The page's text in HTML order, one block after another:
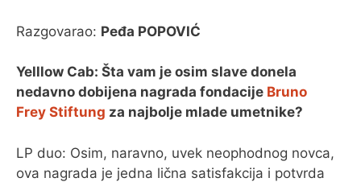
Razgovarao: Peđa POPOVIĆ
Yelllow Cab: Šta vam je osim slave donela
nedavno dobijena nagrada fondacije Bruno
Frey Stiftung za najbolje mlade umetnike?
LP duo: Osim, naravno, uvek neophodnog novca,
ova nagrada je jedna lična satisfakcija i potvrda